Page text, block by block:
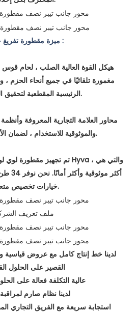
ميزة مقطورة تفريغ جانبية :
مغمورة تلقائيًا في جميع أنحاء الحزم ،
الرئيسية المقطعية لتحقيق التأثير الأمثل.
والموثوقية للاستخدام ، لضمان الأداء الجيد للسيارة.
أكثر
خيارات تخصيص متعددة.
ملف تعريف
القصير على الحلول
·عالية التكلفة فعالة على
·لدينا نظام صارم
·استجابة سريعة مع الفريق التجاري